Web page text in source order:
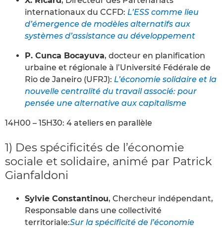
internationaux du CCFD: L’ESS comme lieu
d’émergence de modèles alternatifs aux
systèmes d’assistance au développement
P. Cunca Bocayuva, docteur en planification
urbaine et régionale à l’Université Fédérale de
Rio de Janeiro (UFRJ): L’économie solidaire et la
nouvelle centralité du travail associé: pour
pensée une alternative aux capitalisme
14H00 – 15H30: 4 ateliers en parallèle
1) Des spécificités de l’économie
sociale et solidaire, animé par Patrick
Gianfaldoni
Sylvie Constantinou, Chercheur indépendant,
Responsable dans une collectivité
territoriale:Sur la spécificité de l’économie